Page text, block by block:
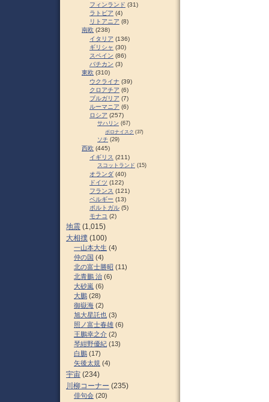
フィンランド (31)
ラトビア (4)
リトアニア (8)
南欧 (238)
イタリア (136)
ギリシャ (30)
スペイン (86)
バチカン (3)
東欧 (310)
ウクライナ (39)
クロアチア (6)
ブルガリア (7)
ルーマニア (6)
ロシア (257)
サハリン (67)
ポロナイスク (37)
ソチ (29)
西欧 (445)
イギリス (211)
スコットランド (15)
オランダ (40)
ドイツ (122)
フランス (121)
ベルギー (13)
ポルトガル (5)
モナコ (2)
地震 (1,015)
大相撲 (100)
一山本大生 (4)
仲の国 (4)
北の富士勝昭 (11)
北青鵬 治 (6)
大砂嵐 (6)
大鵬 (28)
御嶽海 (2)
旭大星託也 (3)
照ノ富士春雄 (6)
王鵬幸之介 (2)
琴紺野優紀 (13)
白鵬 (17)
矢後太規 (4)
宇宙 (234)
川柳コーナー (235)
俳句会 (20)